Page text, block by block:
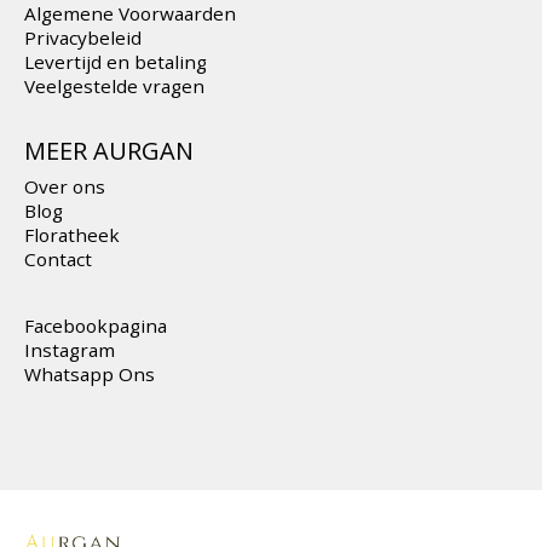
Algemene Voorwaarden
Privacybeleid
Levertijd en betaling
Veelgestelde vragen
MEER AURGAN
Over ons
Blog
Floratheek
Contact
Facebookpagina
Instagram
Whatsapp Ons